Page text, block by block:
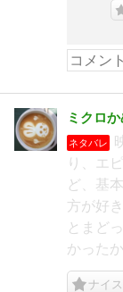
ミクロ
ネタバレ
り、エ
ど、基
方が好
とまど
かった
ナイス